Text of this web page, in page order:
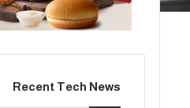
Recent Tech News